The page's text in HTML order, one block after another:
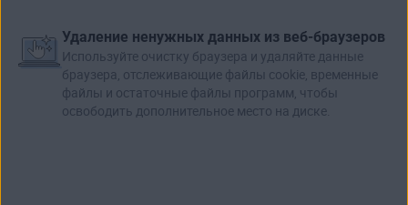
Удаление ненужных данных из веб-браузеров
Используйте очистку браузера и удаляйте данные
браузера, отслеживающие файлы cookie, временные
файлы и остаточные файлы программ, чтобы
освободить дополнительное место на диске.